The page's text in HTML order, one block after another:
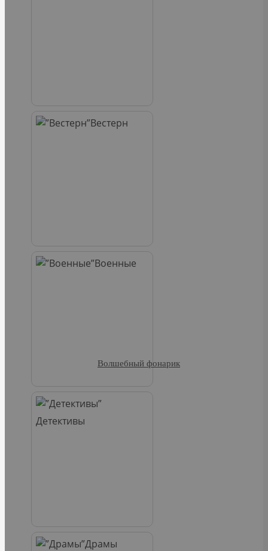
Вестерн
Военные
Детективы
Драмы
Волшебный фонарик